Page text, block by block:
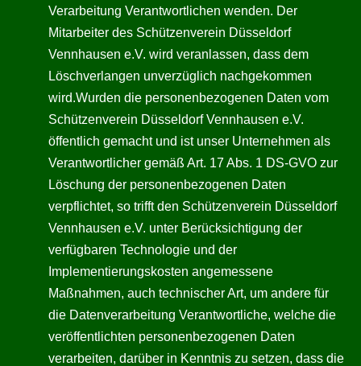
Verarbeitung Verantwortlichen wenden. Der
Mitarbeiter des Schützenverein Düsseldorf
Vennhausen e.V. wird veranlassen, dass dem
Löschverlangen unverzüglich nachgekommen
wird.Wurden die personenbezogenen Daten vom
Schützenverein Düsseldorf Vennhausen e.V.
öffentlich gemacht und ist unser Unternehmen als
Verantwortlicher gemäß Art. 17 Abs. 1 DS-GVO zur
Löschung der personenbezogenen Daten
verpflichtet, so trifft den Schützenverein Düsseldorf
Vennhausen e.V. unter Berücksichtigung der
verfügbaren Technologie und der
Implementierungskosten angemessene
Maßnahmen, auch technischer Art, um andere für
die Datenverarbeitung Verantwortliche, welche die
veröffentlichten personenbezogenen Daten
verarbeiten, darüber in Kenntnis zu setzen, dass die